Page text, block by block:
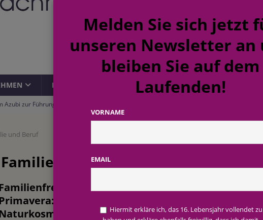
PERSONEN TERMINE KOMMENTAR
Azubi zur Führungskraft: budni baut Karrierewege im Handel weiter aus
und Viva con Agua: Soziales Mineralwasser unterstützt Gutes zu tun beim täglichen
vom leben tag: dm Österreich fördert ehrenamtliches Engagement der Mitarbeitenden in
Hautmikrobiom-Forschung: Unternehmen gehört weltweit zu den Pionieren bei der
und Beruf
und Beruf
bei
kununu zeichnet das
für
2026: Konzern
Melden Sie sich jetzt
unseren Newsletter an
bleiben Sie auf dem
Laufenden!
VORNAME
EMAIL
Hiermit erkläre ich, das 16. Lebensjahr vollendet zu